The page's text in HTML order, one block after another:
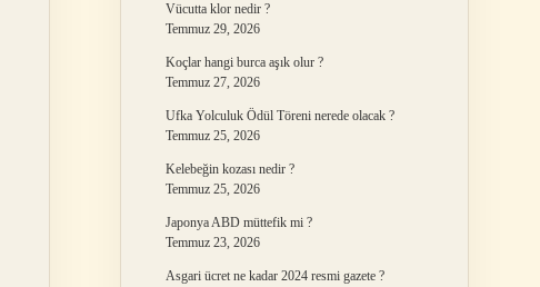
Vücutta klor nedir ?
Temmuz 29, 2026
Koçlar hangi burca aşık olur ?
Temmuz 27, 2026
Ufka Yolculuk Ödül Töreni nerede olacak ?
Temmuz 25, 2026
Kelebeğin kozası nedir ?
Temmuz 25, 2026
Japonya ABD müttefik mi ?
Temmuz 23, 2026
Asgari ücret ne kadar 2024 resmi gazete ?